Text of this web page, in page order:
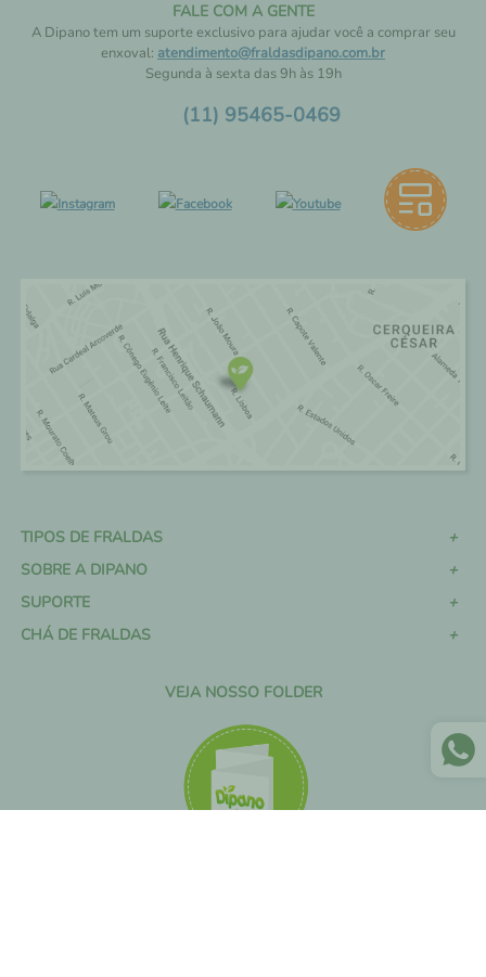
FALE COM A GENTE
A Dipano tem um suporte exclusivo para ajudar você a comprar seu
enxoval: atendimento@fraldasdipano.com.br
Segunda à sexta das 9h às 19h
(11) 95465-0469
TIPOS DE FRALDAS
SOBRE A DIPANO
SUPORTE
CHÁ DE FRALDAS
VEJA NOSSO FOLDER